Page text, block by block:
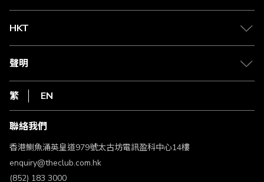
物流與配送
Club Shopping 商品領取站
常見問題
HKT
csl.
1010
HKT
聲明
私隱聲明
使用條款
條款及細則
不歧視及不騷擾聲明
認可牌照及通告
繁 EN
聯絡我們
香港鰂魚涌英皇道979號太古坊電訊盈科中心14樓
enquiry@theclub.com.hk
(852) 183 3000